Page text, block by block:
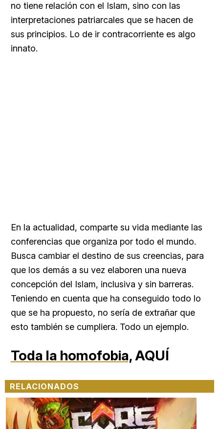
no tiene relación con el Islam, sino con las
interpretaciones patriarcales que se hacen de
sus principios. Lo de ir contracorriente es algo
innato.
En la actualidad, comparte su vida mediante las
conferencias que organiza por todo el mundo.
Busca cambiar el destino de sus creencias, para
que los demás a su vez elaboren una nueva
concepción del Islam, inclusiva y sin barreras.
Teniendo en cuenta que ha conseguido todo lo
que se ha propuesto, no sería de extrañar que
esto también se cumpliera. Todo un ejemplo.
Toda la homofobia,AQUÍ
RELACIONADOS